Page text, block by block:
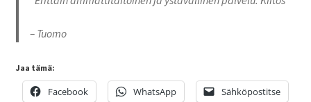
– Tuomo
Jaa tämä:
Facebook WhatsApp Sähköpostitse